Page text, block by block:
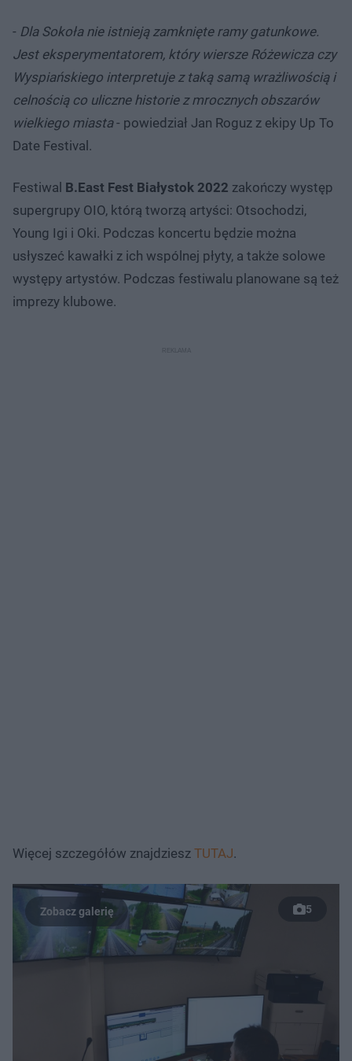
- Dla Sokoła nie istnieją zamknięte ramy gatunkowe.
Jest eksperymentatorem, który wiersze Różewicza czy
Wyspiańskiego interpretuje z taką samą wrażliwością i
celnością co uliczne historie z mrocznych obszarów
wielkiego miasta- powiedział Jan Roguz z ekipy Up To
Date Festival.
Festiwal B.East Fest Białystok 2022 zakończy występ
supergrupy OIO, którą tworzą artyści: Otsochodzi,
Young Igi i Oki. Podczas koncertu będzie można
usłyszeć kawałki z ich wspólnej płyty, a także solowe
występy artystów. Podczas festiwalu planowane są też
imprezy klubowe.
Więcej szczegółów znajdziesz TUTAJ.
5